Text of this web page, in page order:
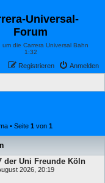
Universal-
Forum
um die Carrera Universal Bahn
1:32
Anmelden
Registrieren
• Seite 1 von 1
der Uni Freunde Köln
2026, 20:19